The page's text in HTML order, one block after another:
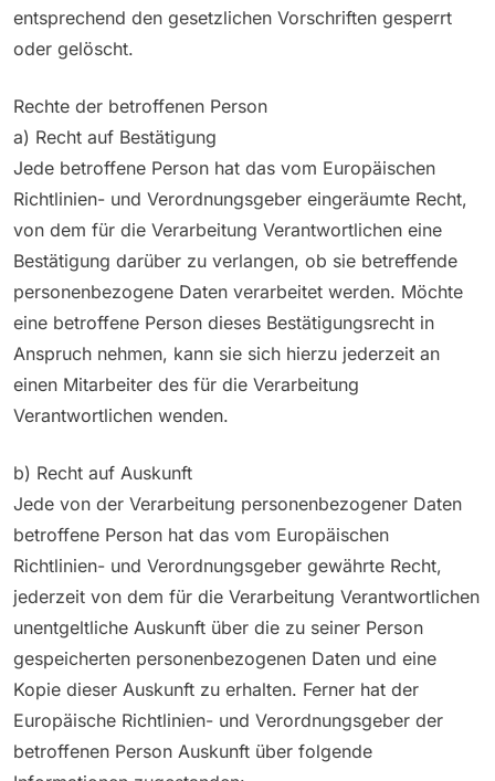
entsprechend den gesetzlichen Vorschriften gesperrt
oder gelöscht.
Rechte der betroffenen Person
a) Recht auf Bestätigung
Jede betroffene Person hat das vom Europäischen
Richtlinien- und Verordnungsgeber eingeräumte Recht,
von dem für die Verarbeitung Verantwortlichen eine
Bestätigung darüber zu verlangen, ob sie betreffende
personenbezogene Daten verarbeitet werden. Möchte
eine betroffene Person dieses Bestätigungsrecht in
Anspruch nehmen, kann sie sich hierzu jederzeit an
einen Mitarbeiter des für die Verarbeitung
Verantwortlichen wenden.
b) Recht auf Auskunft
Jede von der Verarbeitung personenbezogener Daten
betroffene Person hat das vom Europäischen
Richtlinien- und Verordnungsgeber gewährte Recht,
jederzeit von dem für die Verarbeitung Verantwortlichen
unentgeltliche Auskunft über die zu seiner Person
gespeicherten personenbezogenen Daten und eine
Kopie dieser Auskunft zu erhalten. Ferner hat der
Europäische Richtlinien- und Verordnungsgeber der
betroffenen Person Auskunft über folgende